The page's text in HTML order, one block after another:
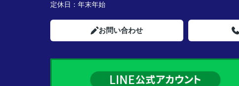
定休日： 年末年始
お問い合わせ